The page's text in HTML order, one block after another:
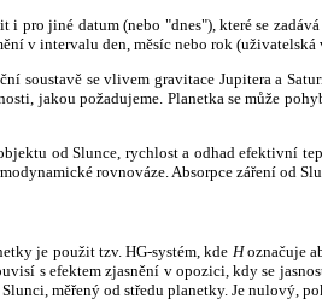
pro jiné datum (nebo "dnes"), které se
v intervalu den, měsíc nebo rok
soustavě se vlivem gravitace Jupitera a
jakou požadujeme. Planetka se může
od Slunce, rychlost a odhad efektivní
rovnováze. Absorpce záření od
je použit tzv. HG-systém, kde Hoznačuje
s efektem zjasnění v opozici, kdy se
měřený od středu planetky. Je nulový,